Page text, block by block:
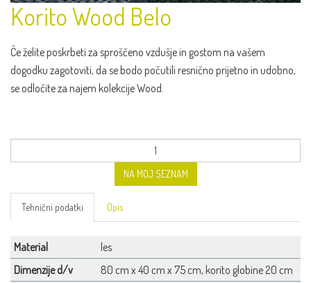
Korito Wood Belo
Če želite poskrbeti za sproščeno vzdušje in gostom na vašem
dogodku zagotoviti, da se bodo počutili resnično prijetno in udobno,
se odločite za najem kolekcije Wood.
NA MOJ SEZNAM
Tehnični podatki Opis
Material
les
Dimenzije d/v
80 cm x 40 cm x 75 cm, korito globine 20 cm